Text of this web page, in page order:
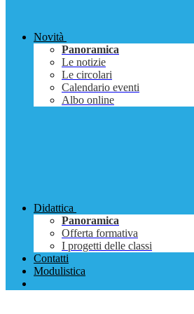
Novità
Panoramica
Le notizie
Le circolari
Calendario eventi
Albo online
Didattica
Panoramica
Offerta formativa
I progetti delle classi
Contatti
Modulistica